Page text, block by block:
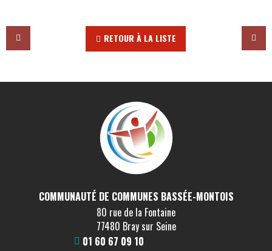
RETOUR À LA LISTE
COMMUNAUTÉ DE COMMUNES BASSÉE-MONTOIS
80 rue de la Fontaine
77480 Bray sur Seine
01 60 67 09 10